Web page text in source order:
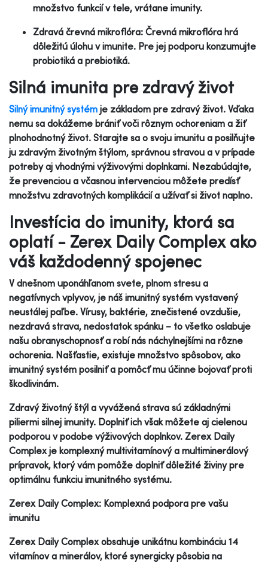
množstvo funkcií v tele, vrátane imunity.
Zdravá črevná mikroflóra: Črevná mikroflóra hrá
dôležitú úlohu v imunite. Pre jej podporu konzumujte
probiotiká a prebiotiká.
Silná imunita pre zdravý život
Silný imunitný systém je základom pre zdravý život. Vďaka
nemu sa dokážeme brániť voči rôznym ochoreniam a žiť
plnohodnotný život. Starajte sa o svoju imunitu a posilňujte
ju zdravým životným štýlom, správnou stravou a v prípade
potreby aj vhodnými výživovými doplnkami. Nezabúdajte,
že prevenciou a včasnou intervenciou môžete predísť
množstvu zdravotných komplikácií a užívať si život naplno.
Investícia do imunity, ktorá sa
oplatí - Zerex Daily Complex ako
váš každodenný spojenec
V dnešnom uponáhľanom svete, plnom stresu a
negatívnych vplyvov, je náš imunitný systém vystavený
neustálej paľbe. Vírusy, baktérie, znečistené ovzdušie,
nezdravá strava, nedostatok spánku – to všetko oslabuje
našu obranyschopnosť a robí nás náchylnejšími na rôzne
ochorenia. Našťastie, existuje množstvo spôsobov, ako
imunitný systém posilniť a pomôcť mu účinne bojovať proti
škodlivinám.
Zdravý životný štýl a vyvážená strava sú základnými
piliermi silnej imunity. Doplniť ich však môžete aj cielenou
podporou v podobe výživových doplnkov. Zerex Daily
Complex je komplexný multivitamínový a multiminerálový
prípravok, ktorý vám pomôže doplniť dôležité živiny pre
optimálnu funkciu imunitného systému.
Zerex Daily Complex: Komplexná podpora pre vašu
imunitu
Zerex Daily Complex obsahuje unikátnu kombináciu 14
vitamínov a minerálov, ktoré synergicky pôsobia na